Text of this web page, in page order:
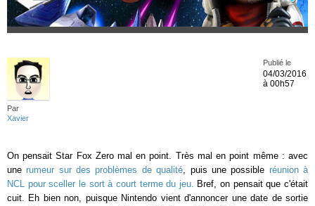
Par
Xavier
Publié le
04/03/2016
à 00h57
On pensait Star Fox Zero mal en point. Très mal en point même : avec
unerumeur sur des problèmes de qualité, puis une possible réunion à
NCL pour sceller le sort à court terme du jeu. Bref, on pensait que c'était
cuit. Eh bien non, puisque Nintendo vient d'annoncer une date de sortie